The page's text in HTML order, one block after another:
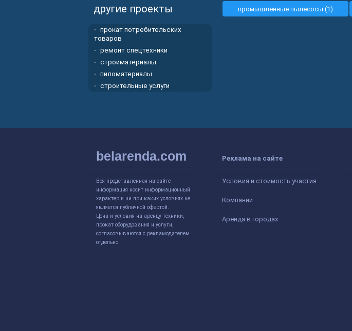
другие проекты
прокат потребительских
товаров
ремонт спецтехники
стройматериалы
пиломатериалы
строительные услуги
промышленные пылесосы (1)
belarenda.com
Вся представленная на сайте
информация носит информационный
характер и ни при каких условиях не
является публичной офертой.
Цена и условия на аренду техники,
прокат оборудования и услуги,
согласовываются с рекламодателем
отдельно.
Реклама на сайте
Условия и стоимость участия
Компании
Аренда в городах